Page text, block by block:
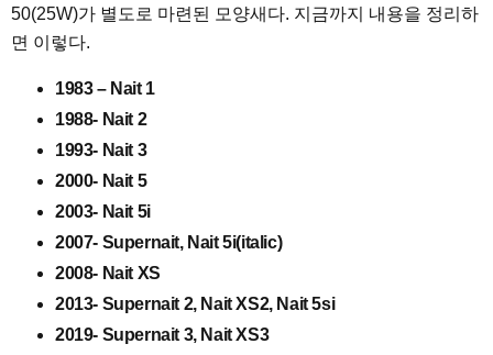
50(25W)가 별도로 마련된 모양새다. 지금까지 내용을 정리하
면 이렇다.
1983 – Nait 1
1988- Nait 2
1993- Nait 3
2000- Nait 5
2003- Nait 5i
2007- Supernait, Nait 5i(italic)
2008- Nait XS
2013- Supernait 2, Nait XS2, Nait 5si
2019- Supernait 3, Nait XS3